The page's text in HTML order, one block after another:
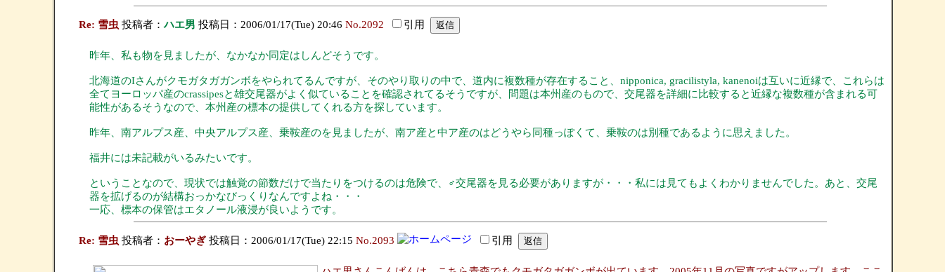
Re: 雪虫 投稿者：ハエ男 投稿日：2006/01/17(Tue) 20:46 No.2092 引用
昨年、私も物を見ましたが、なかなか同定はしんどそうです。
北海道のIさんがクモガタガガンボをやられてるんですが、そのやり取りの中で、道内に複数種が存在すること、nipponica, gracilistyla, kanenoiは互いに近縁で、これらは
全てヨーロッパ産のcrassipesと雄交尾器がよく似ていることを確認されてるそうですが、問題は本州産のもので、交尾器を詳細に比較すると近縁な複数種が含まれる可
能性があるそうなので、本州産の標本の提供してくれる方を探しています。
昨年、南アルプス産、中央アルプス産、乗鞍産のを見ましたが、南ア産と中ア産のはどうやら同種っぽくて、乗鞍のは別種であるように思えました。
福井には未記載がいるみたいです。
ということなので、現状では触覚の節数だけで当たりをつけるのは危険で、♂交尾器を見る必要がありますが・・・私には見てもよくわかりませんでした。あと、交尾
器を拡げるのが結構おっかなびっくりなんですよね・・・
一応、標本の保管はエタノール液浸が良いようです。
Re: 雪虫 投稿者： おーやぎ 投稿日：2006/01/17(Tue) 22:15 No.2093 引用